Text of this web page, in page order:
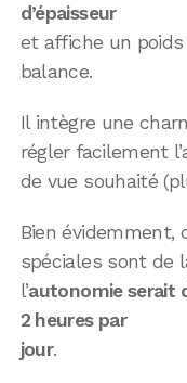
d’épaisseur
et affiche un poids
balance.
Il intègre une
régler facilement
de vue souhaité
Bien évidemment,
spéciales sont de
l’autonomie serait
2 heures par
jour.